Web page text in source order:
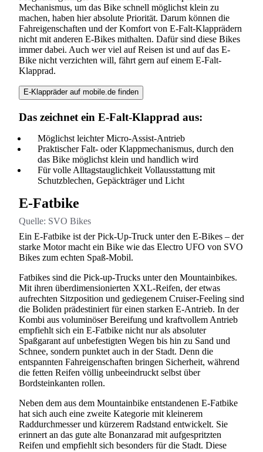
Mechanismus, um das Bike schnell möglichst klein zu
machen, haben hier absolute Priorität. Darum können die
Fahreigenschaften und der Komfort von E-Falt-Klapprädern
nicht mit anderen E-Bikes mithalten. Dafür sind diese Bikes
immer dabei. Auch wer viel auf Reisen ist und auf das E-
Bike nicht verzichten will, fährt gern auf einem E-Falt-
Klapprad.
E-Klappräder auf mobile.de finden
Das zeichnet ein E-Falt-Klapprad aus:
Möglichst leichter Micro-Assist-Antrieb
Praktischer Falt- oder Klappmechanismus, durch den
das Bike möglichst klein und handlich wird
Für volle Alltagstauglichkeit Vollausstattung mit
Schutzblechen, Gepäckträger und Licht
E-Fatbike
Quelle: SVO Bikes
Ein E-Fatbike ist der Pick-Up-Truck unter den E-Bikes – der
starke Motor macht ein Bike wie das Electro UFO von SVO
Bikes zum echten Spaß-Mobil.
Fatbikes sind die Pick-up-Trucks unter den Mountainbikes.
Mit ihren überdimensionierten XXL-Reifen, der etwas
aufrechten Sitzposition und gediegenem Cruiser-Feeling sind
die Boliden prädestiniert für einen starken E-Antrieb. In der
Kombi aus voluminöser Bereifung und kraftvollem Antrieb
empfiehlt sich ein E-Fatbike nicht nur als absoluter
Spaßgarant auf unbefestigten Wegen bis hin zu Sand und
Schnee, sondern punktet auch in der Stadt. Denn die
entspannten Fahreigenschaften bringen Sicherheit, während
die fetten Reifen völlig unbeeindruckt selbst über
Bordsteinkanten rollen.
Neben dem aus dem Mountainbike entstandenen E-Fatbike
hat sich auch eine zweite Kategorie mit kleinerem
Raddurchmesser und kürzerem Radstand entwickelt. Sie
erinnert an das gute alte Bonanzarad mit aufgespritzten
Reifen und empfiehlt sich besonders für die Stadt. Diese